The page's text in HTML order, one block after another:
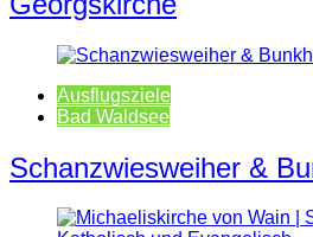
Ausflugsziele
Bad Waldsee
Schanzwiesweiher &